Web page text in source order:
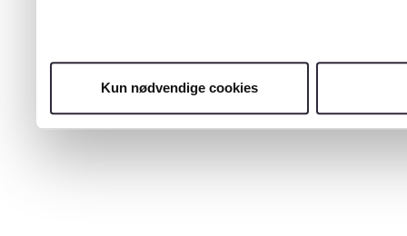
Kun nødvendige cookies